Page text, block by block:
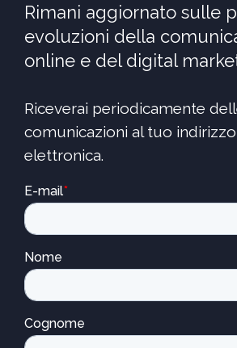
Rimani aggiornato sulle
evoluzioni della
online e del digital
Riceverai periodicamente
comunicazioni al tuo
elettronica.